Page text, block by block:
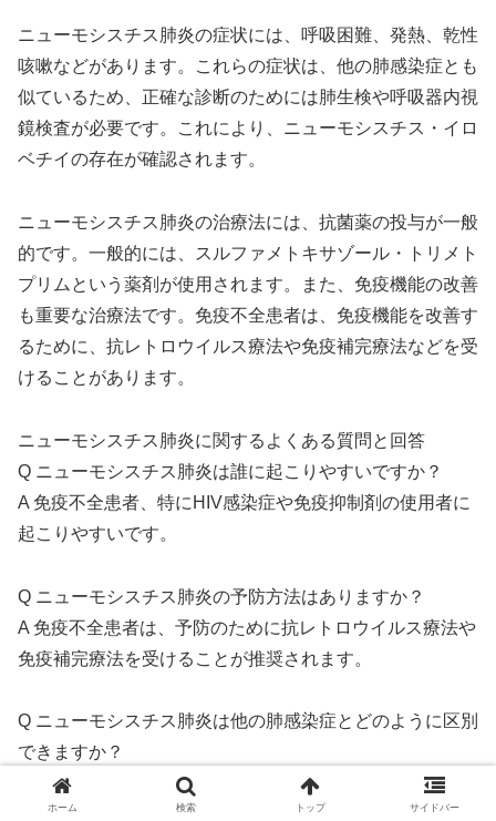
ニューモシスチス肺炎の症状には、呼吸困難、発熱、乾性
咳嗽などがあります。これらの症状は、他の肺感染症とも
似ているため、正確な診断のためには肺生検や呼吸器内視
鏡検査が必要です。これにより、ニューモシスチス・イロ
ベチイの存在が確認されます。
ニューモシスチス肺炎の治療法には、抗菌薬の投与が一般
的です。一般的には、スルファメトキサゾール・トリメト
プリムという薬剤が使用されます。また、免疫機能の改善
も重要な治療法です。免疫不全患者は、免疫機能を改善す
るために、抗レトロウイルス療法や免疫補完療法などを受
けることがあります。
ニューモシスチス肺炎に関するよくある質問と回答
Q ニューモシスチス肺炎は誰に起こりやすいですか？
A 免疫不全患者、特にHIV感染症や免疫抑制剤の使用者に
起こりやすいです。
Q ニューモシスチス肺炎の予防方法はありますか？
A 免疫不全患者は、予防のために抗レトロウイルス療法や
免疫補完療法を受けることが推奨されます。
Q ニューモシスチス肺炎は他の肺感染症とどのように区別
できますか？
A 正確な診断のためには、肺生検や呼吸器内視鏡検査が必
要です。これにより、ニューモシスチス・イロベチイの存
ホーム 検索 トップ サイドバー